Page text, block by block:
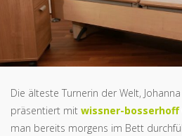
Die älteste Turnerin der Welt, Johanna
präsentiert mit wissner-bosserhoff
man bereits morgens im Bett